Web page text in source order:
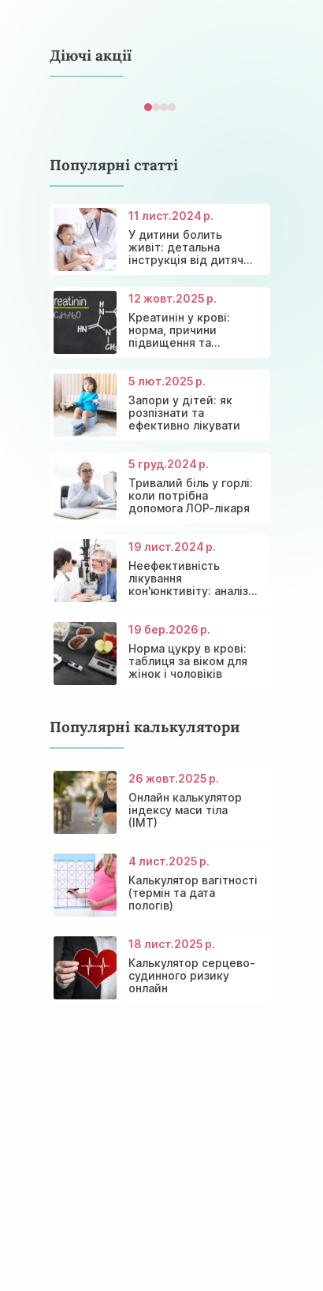
Діючі акції
Знижки та акції на масаж у Київі
Консультація ендокринолога та
діагностика щитовидної залози
Діагностика щитовидної залози
Акція: 20% знижки на
консультації лікарів!
Популярні статті
11 лист.2024 р.
У дитини болить
живіт: детальна
інструкція від дитячих
12 жовт.2025 р.
Креатинін у крові:
норма, причини
підвищення та
5 лют.2025 р.
Запори у дітей: як
розпізнати та
ефективно лікувати
5 груд.2024 р.
Тривалий біль у горлі:
коли потрібна
допомога ЛОР-лікаря
19 лист.2024 р.
Неефективність
лікування
кон'юнктивіту: аналіз
19 бер.2026 р.
Норма цукру в крові:
таблиця за віком для
жінок і чоловіків
Популярні калькулятори
26 жовт.2025 р.
Онлайн калькулятор
індексу маси тіла
(ІМТ)
4 лист.2025 р.
Калькулятор вагітності
(термін та дата
пологів)
18 лист.2025 р.
Калькулятор серцево-
судинного ризику
онлайн